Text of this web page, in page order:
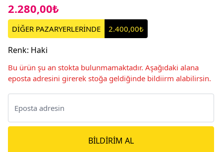
2.280,00₺
DİĞER PAZARYERLERİNDE 2.400,00₺
Renk: Haki
Bu ürün şu an stokta bulunmamaktadır. Aşağıdaki alana
eposta adresini girerek stoğa geldiğinde bildiirm alabilirsin.
BILDIRIM AL